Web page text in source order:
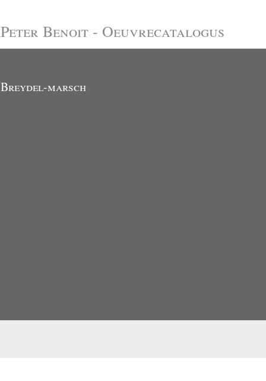
Peter Benoit - Oeuvrecatalogus
Breydel-marsch